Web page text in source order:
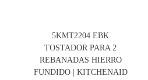
5KMT2204 EBK
TOSTADOR PARA 2
REBANADAS HIERRO
FUNDIDO | KITCHENAID